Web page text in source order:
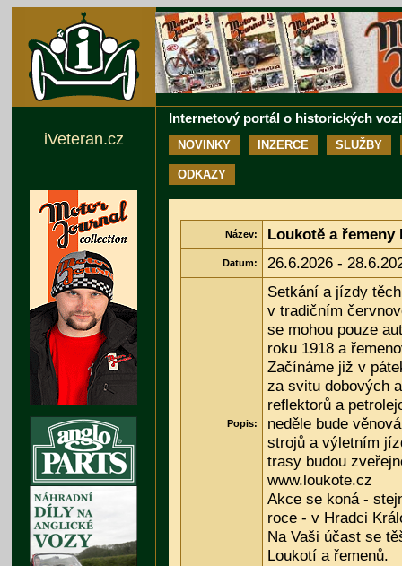
Internetový portál o historických
NOVINKY INZERCE SLUŽBY
ODKAZY
Název: Loukotě a řemeny
Datum: 26.6.2026 -
Popis:
Setkání a jízdy
v tradičním
se mohou pouze
roku 1918 a
Začínáme již v
za svitu dobových
reflektorů a
neděle bude
strojů a výletním
trasy budou
www.loukote.cz
Akce se koná -
roce - v Hradci
Na Vaši účast se
Loukotí a řemenů.
iVeteran.cz